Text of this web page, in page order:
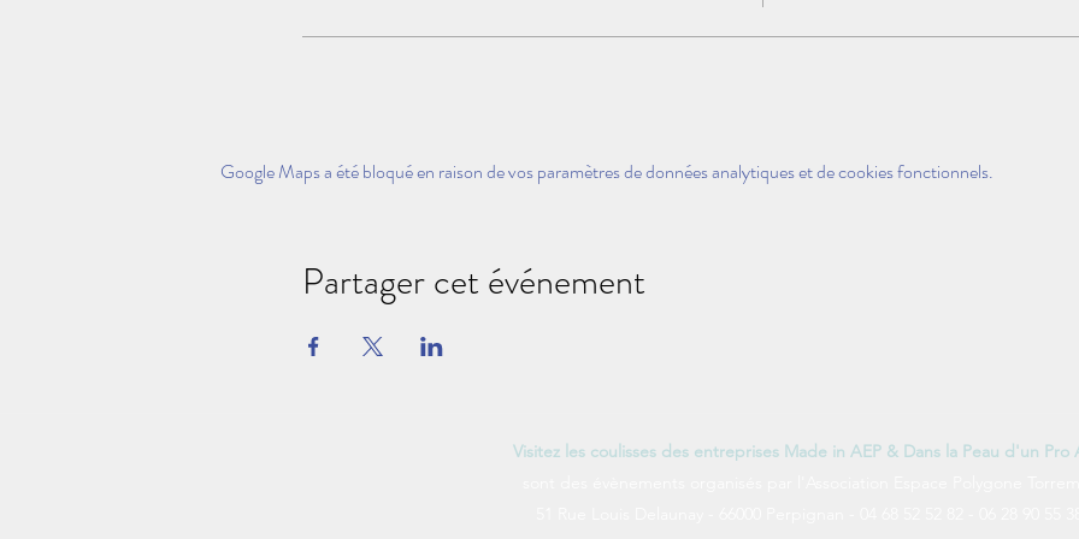
Google Maps a été bloqué en raison de vos paramètres de données analytiques et de cookies fonctionnels.
Partager cet événement
Visitez les coulisses des entreprises Made in AEP & Dans la Peau d'un Pro